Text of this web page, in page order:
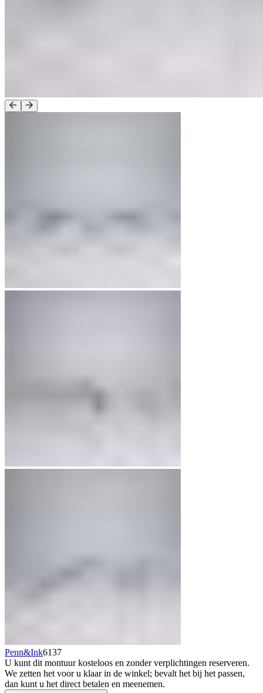
Penn&Ink6137
U kunt dit montuur kosteloos en zonder verplichtingen reserveren.
We zetten het voor u klaar in de winkel; bevalt het bij het passen,
dan kunt u het direct betalen en meenemen.